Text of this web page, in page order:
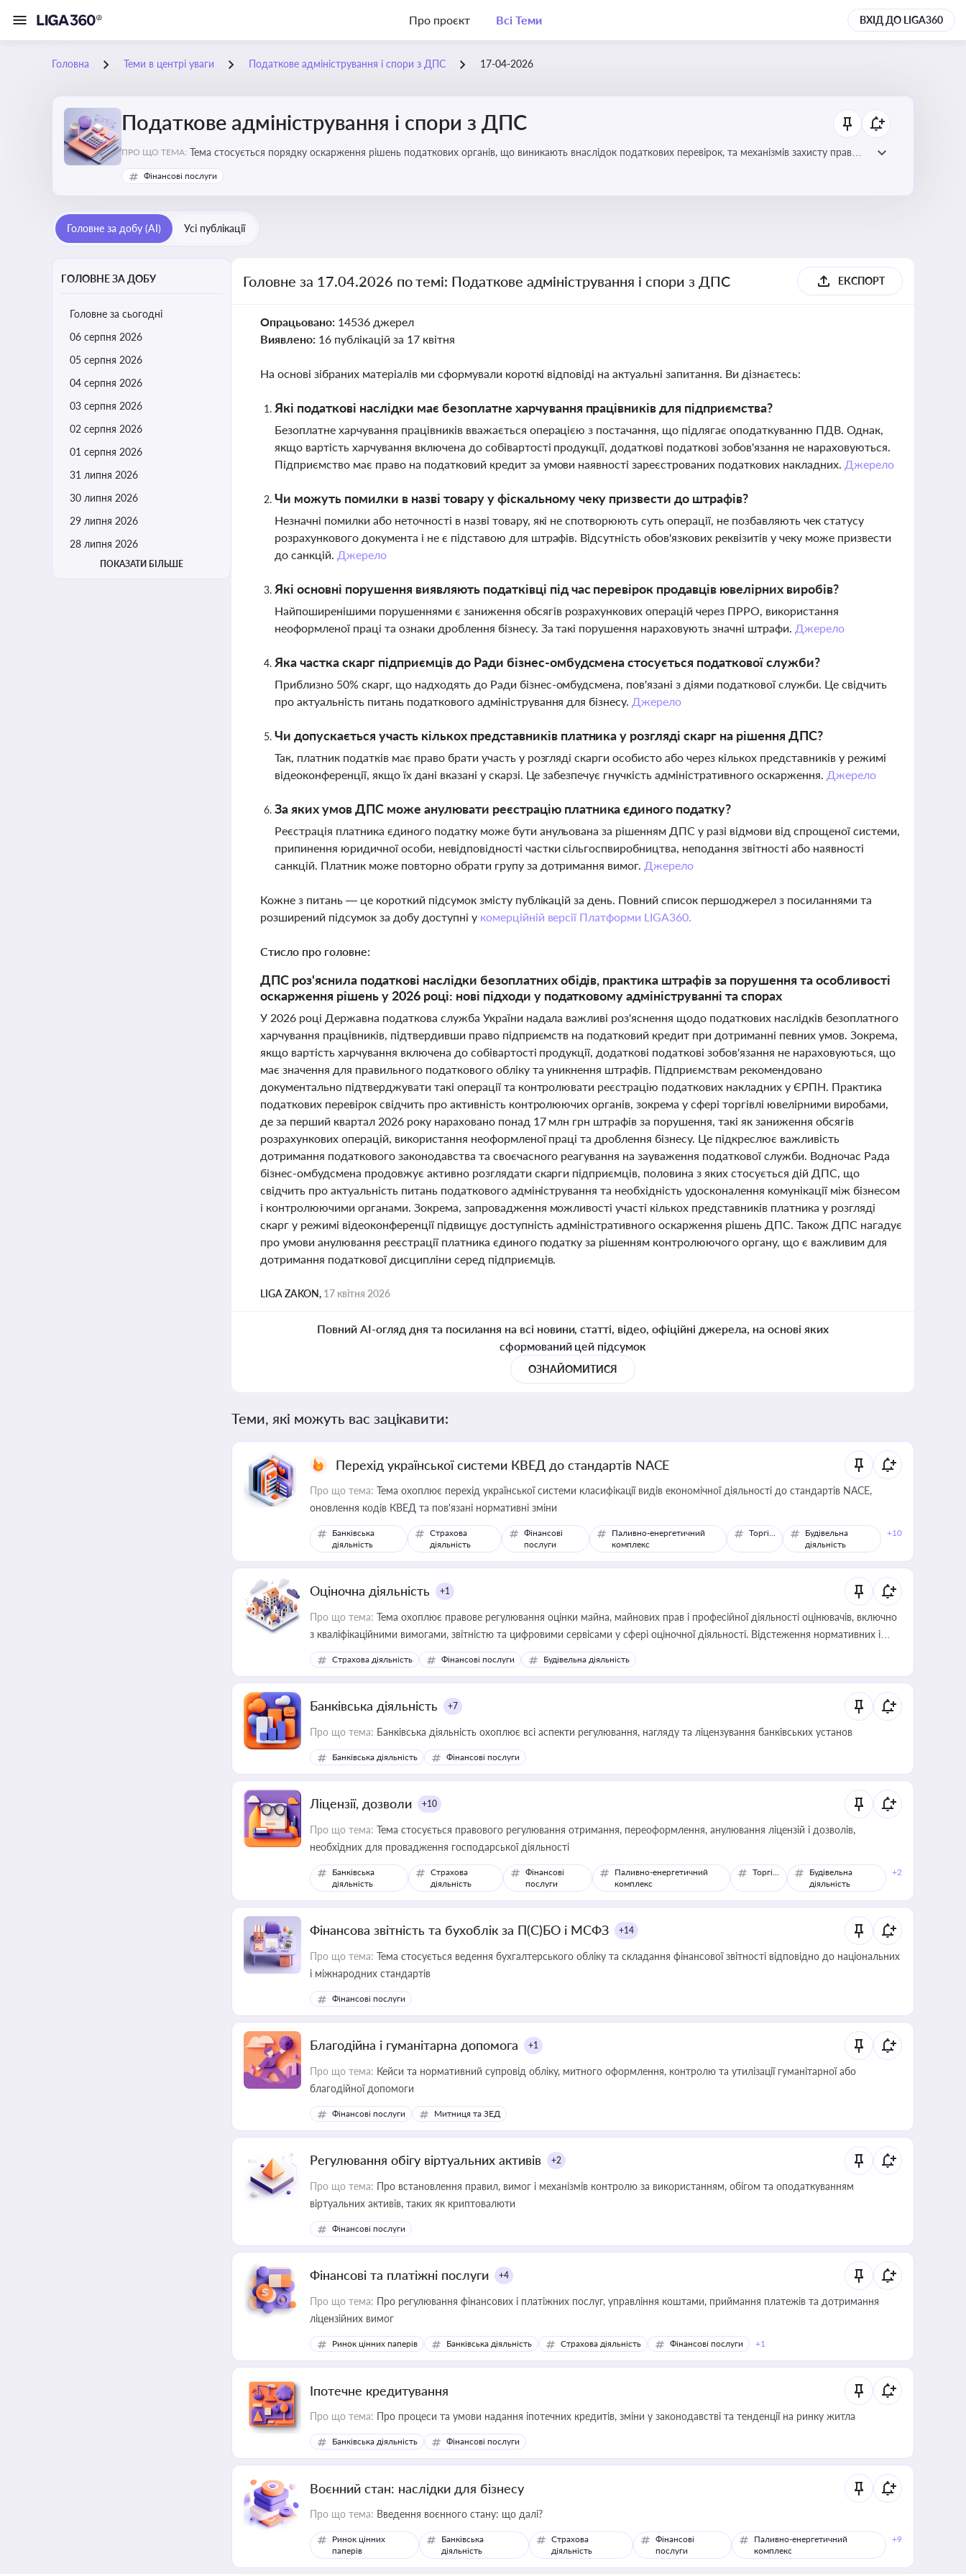
Про проєкт Всі Теми ВХІД ДО LIGA360
Головна Теми в центрі уваги Податкове адміністрування і спори з ДПС 17-04-2026
Податкове адміністрування і спори з ДПС
ПРО ЩО ТЕМА: Тема стосується порядку оскарження рішень податкових органів, що виникають внаслідок податкових перевірок, та механізмів захисту прав
платників податків
Фінансові послуги
Головне за добу (AI) Усі публікації
ГОЛОВНЕ ЗА ДОБУ
Головне за сьогодні
06 серпня 2026
05 серпня 2026
04 серпня 2026
03 серпня 2026
02 серпня 2026
01 серпня 2026
31 липня 2026
30 липня 2026
29 липня 2026
28 липня 2026
ПОКАЗАТИ БІЛЬШЕ
Головне за 17.04.2026 по темі: Податкове адміністрування і спори з ДПС ЕКСПОРТ
Опрацьовано: 14536 джерел
Виявлено: 16 публікацій за 17 квітня
На основі зібраних матеріалів ми сформували короткі відповіді на актуальні запитання. Ви дізнаєтесь:
Які податкові наслідки має безоплатне харчування працівників для підприємства?
Безоплатне харчування працівників вважається операцією з постачання, що підлягає оподаткуванню ПДВ. Однак,
якщо вартість харчування включена до собівартості продукції, додаткові податкові зобов'язання не нараховуються.
Підприємство має право на податковий кредит за умови наявності зареєстрованих податкових накладних. Джерело
Чи можуть помилки в назві товару у фіскальному чеку призвести до штрафів?
Незначні помилки або неточності в назві товару, які не спотворюють суть операції, не позбавляють чек статусу
розрахункового документа і не є підставою для штрафів. Відсутність обов'язкових реквізитів у чеку може призвести
до санкцій. Джерело
Які основні порушення виявляють податківці під час перевірок продавців ювелірних виробів?
Найпоширенішими порушеннями є заниження обсягів розрахункових операцій через ПРРО, використання
неоформленої праці та ознаки дроблення бізнесу. За такі порушення нараховують значні штрафи. Джерело
Яка частка скарг підприємців до Ради бізнес-омбудсмена стосується податкової служби?
Приблизно 50% скарг, що надходять до Ради бізнес-омбудсмена, пов'язані з діями податкової служби. Це свідчить
про актуальність питань податкового адміністрування для бізнесу. Джерело
Чи допускається участь кількох представників платника у розгляді скарг на рішення ДПС?
Так, платник податків має право брати участь у розгляді скарги особисто або через кількох представників у режимі
відеоконференції, якщо їх дані вказані у скарзі. Це забезпечує гнучкість адміністративного оскарження. Джерело
За яких умов ДПС може анулювати реєстрацію платника єдиного податку?
Реєстрація платника єдиного податку може бути анульована за рішенням ДПС у разі відмови від спрощеної системи,
припинення юридичної особи, невідповідності частки сільгоспвиробництва, неподання звітності або наявності
санкцій. Платник може повторно обрати групу за дотримання вимог. Джерело
Кожне з питань — це короткий підсумок змісту публікацій за день. Повний список першоджерел з посиланнями та
розширений підсумок за добу доступні у комерційній версії Платформи LIGA360.
Стисло про головне:
ДПС роз'яснила податкові наслідки безоплатних обідів, практика штрафів за порушення та особливості
оскарження рішень у 2026 році: нові підходи у податковому адмініструванні та спорах
У 2026 році Державна податкова служба України надала важливі роз'яснення щодо податкових наслідків безоплатного
харчування працівників, підтвердивши право підприємств на податковий кредит при дотриманні певних умов. Зокрема,
якщо вартість харчування включена до собівартості продукції, додаткові податкові зобов'язання не нараховуються, що
має значення для правильного податкового обліку та уникнення штрафів. Підприємствам рекомендовано
документально підтверджувати такі операції та контролювати реєстрацію податкових накладних у ЄРПН. Практика
податкових перевірок свідчить про активність контролюючих органів, зокрема у сфері торгівлі ювелірними виробами,
де за перший квартал 2026 року нараховано понад 17 млн грн штрафів за порушення, такі як заниження обсягів
розрахункових операцій, використання неоформленої праці та дроблення бізнесу. Це підкреслює важливість
дотримання податкового законодавства та своєчасного реагування на зауваження податкової служби. Водночас Рада
бізнес-омбудсмена продовжує активно розглядати скарги підприємців, половина з яких стосується дій ДПС, що
свідчить про актуальність питань податкового адміністрування та необхідність удосконалення комунікації між бізнесом
і контролюючими органами. Зокрема, запровадження можливості участі кількох представників платника у розгляді
скарг у режимі відеоконференції підвищує доступність адміністративного оскарження рішень ДПС. Також ДПС нагадує
про умови анулювання реєстрації платника єдиного податку за рішенням контролюючого органу, що є важливим для
дотримання податкової дисципліни серед підприємців.
LIGA ZAKON, 17 квітня 2026
Повний AI-огляд дня та посилання на всі новини, статті, відео, офіційні джерела, на основі яких
сформований цей підсумок
ОЗНАЙОМИТИСЯ
Теми, які можуть вас зацікавити:
Перехід української системи КВЕД до стандартів NACE
Про що тема: Тема охоплює перехід української системи класифікації видів економічної діяльності до стандартів NACE,
оновлення кодів КВЕД та пов'язані нормативні зміни
Банківська
діяльність
Страхова
діяльність
Фінансові
послуги
Паливно-енергетичний
комплекс
Торгівля
Будівельна
діяльність
+10
Оціночна діяльність +1
Про що тема: Тема охоплює правове регулювання оцінки майна, майнових прав і професійної діяльності оцінювачів, включно
з кваліфікаційними вимогами, звітністю та цифровими сервісами у сфері оціночної діяльності. Відстеження нормативних і
медійних змін у цій сфері корисне для власника бізнесу, керівника, юриста або бухгалтера під час оподаткування,
приватизації, оренди державного майна, корпоративних угод і перевірки статусу суб'єктів оціночної діяльності
Страхова діяльність Фінансові послуги Будівельна діяльність
Банківська діяльність +7
Про що тема: Банківська діяльність охоплює всі аспекти регулювання, нагляду та ліцензування банківських установ
Банківська діяльність Фінансові послуги
Ліцензії, дозволи +10
Про що тема: Тема стосується правового регулювання отримання, переоформлення, анулювання ліцензій і дозволів,
необхідних для провадження господарської діяльності
Банківська
діяльність
Страхова
діяльність
Фінансові
послуги
Паливно-енергетичний
комплекс
Торгівля
Будівельна
діяльність
+2
Фінансова звітність та бухоблік за П(С)БО і МСФЗ +14
Про що тема: Тема стосується ведення бухгалтерського обліку та складання фінансової звітності відповідно до національних
і міжнародних стандартів
Фінансові послуги
Благодійна і гуманітарна допомога +1
Про що тема: Кейси та нормативний супровід обліку, митного оформлення, контролю та утилізації гуманітарної або
благодійної допомоги
Фінансові послуги Митниця та ЗЕД
Регулювання обігу віртуальних активів +2
Про що тема: Про встановлення правил, вимог і механізмів контролю за використанням, обігом та оподаткуванням
віртуальних активів, таких як криптовалюти
Фінансові послуги
Фінансові та платіжні послуги +4
Про що тема: Про регулювання фінансових і платіжних послуг, управління коштами, приймання платежів та дотримання
ліцензійних вимог
Ринок цінних паперів Банківська діяльність Страхова діяльність Фінансові послуги +1
Іпотечне кредитування
Про що тема: Про процеси та умови надання іпотечних кредитів, зміни у законодавстві та тенденції на ринку житла
Банківська діяльність Фінансові послуги
Воєнний стан: наслідки для бізнесу
Про що тема: Введення воєнного стану: що далі?
Ринок цінних
паперів
Банківська
діяльність
Страхова
діяльність
Фінансові
послуги
Паливно-енергетичний
комплекс
+9